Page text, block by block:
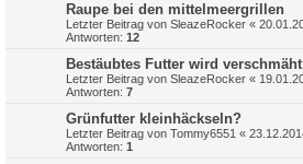
Raupe bei den mittelmeergrillen
Letzter Beitrag von SleazeRocker «
Antworten: 12
Bestäubtes Futter wird verschmäht
Letzter Beitrag von SleazeRocker «
Antworten: 7
Grünfutter kleinhäckseln?
Letzter Beitrag von Tommy6551 «
Antworten: 1